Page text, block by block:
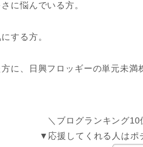
に悩んでいる方。
する方。
に、日興フロッギーの単元未満
＼ブログランキング10
▼応援してくれる人はポ